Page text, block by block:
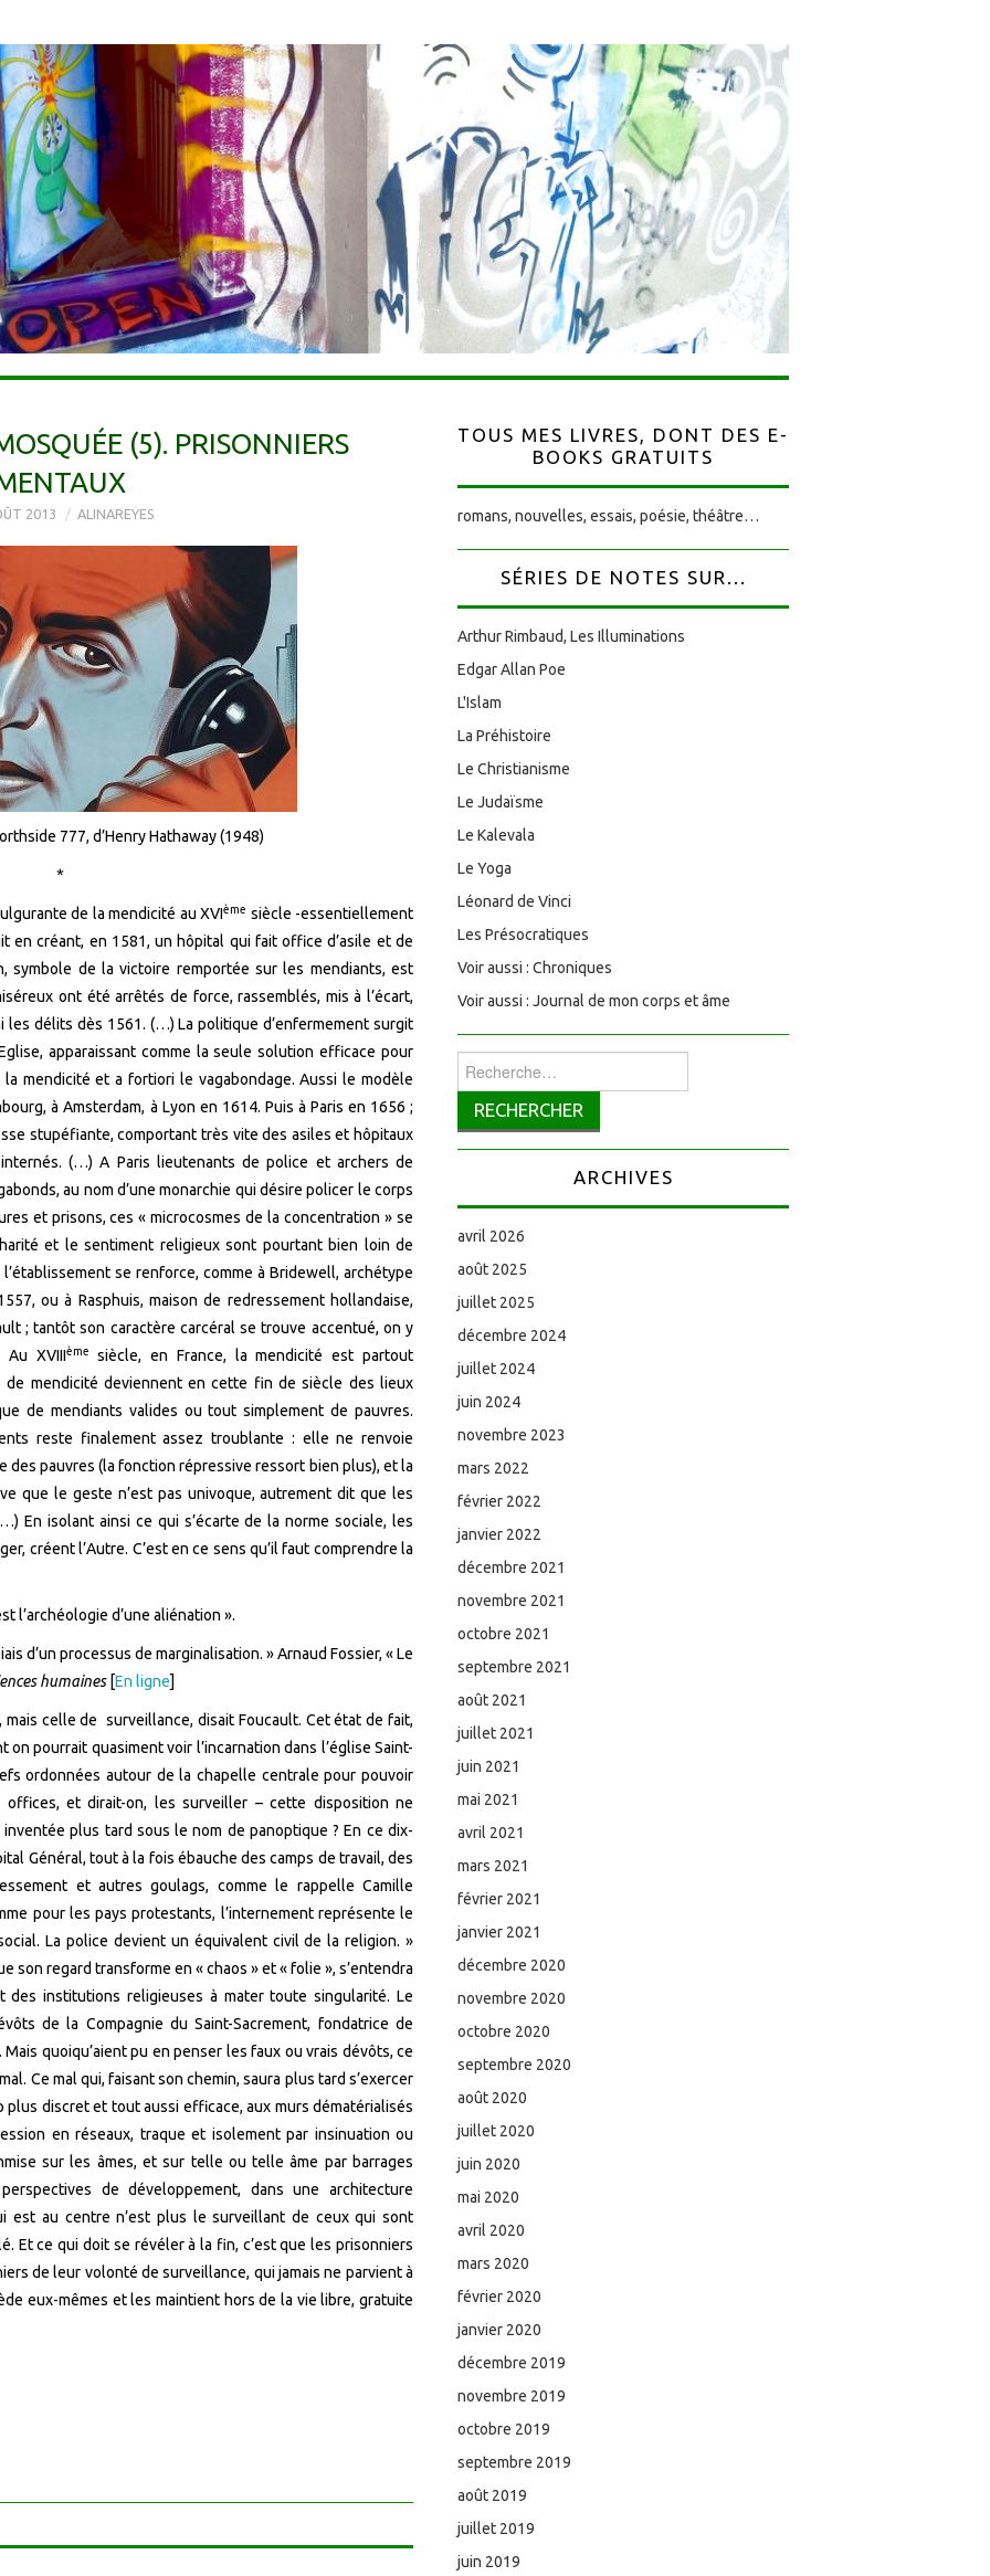
(5). PRISONNIERS
2013 ALINAREYES
777, d’Henry Hathaway (1948)
*
de la mendicité au XVIème siècle -essentiellement
en créant, en 1581, un hôpital qui fait office d’asile et de
symbole de la victoire remportée sur les mendiants, est
ont été arrêtés de force, rassemblés, mis à l’écart,
les délits dès 1561. (…) La politique d’enfermement surgit
apparaissant comme la seule solution efficace pour
mendicité et a fortiori le vagabondage. Aussi le modèle
à Amsterdam, à Lyon en 1614. Puis à Paris en 1656 ;
stupéfiante, comportant très vite des asiles et hôpitaux
(…) A Paris lieutenants de police et archers de
au nom d’une monarchie qui désire policer le corps
et prisons, ces « microcosmes de la concentration » se
et le sentiment religieux sont pourtant bien loin de
se renforce, comme à Bridewell, archétype
ou à Rasphuis, maison de redressement hollandaise,
; tantôt son caractère carcéral se trouve accentué, on y
Au XVIIIème
siècle, en France, la mendicité est partout
mendicité deviennent en cette fin de siècle des lieux
de mendiants valides ou tout simplement de pauvres.
reste finalement assez troublante : elle ne renvoie
des pauvres (la fonction répressive ressort bien plus), et la
que le geste n’est pas univoque, autrement dit que les
En isolant ainsi ce qui s’écarte de la norme sociale, les
créent l’Autre. C’est en ce sens qu’il faut comprendre la
l’archéologie d’une aliénation ».
d’un processus de marginalisation. » Arnaud Fossier, « Le
humaines[En ligne]
celle de surveillance, disait Foucault. Cet état de fait,
pourrait quasiment voir l’incarnation dans l’église Saint-
ordonnées autour de la chapelle centrale pour pouvoir
et dirait-on, les surveiller – cette disposition ne
plus tard sous le nom de panoptique ? En ce dix-
Général, tout à la fois ébauche des camps de travail, des
et autres goulags, comme le rappelle Camille
pour les pays protestants, l’internement représente le
La police devient un équivalent civil de la religion. »
son regard transforme en « chaos » et « folie », s’entendra
institutions religieuses à mater toute singularité. Le
de la Compagnie du Saint-Sacrement, fondatrice de
quoiqu’aient pu en penser les faux ou vrais dévôts, ce
Ce mal qui, faisant son chemin, saura plus tard s’exercer
plus discret et tout aussi efficace, aux murs dématérialisés
en réseaux, traque et isolement par insinuation ou
sur les âmes, et sur telle ou telle âme par barrages
de développement, dans une architecture
est au centre n’est plus le surveillant de ceux qui sont
Et ce qui doit se révéler à la fin, c’est que les prisonniers
de leur volonté de surveillance, qui jamais ne parvient à
eux-mêmes et les maintient hors de la vie libre, gratuite
TOUS MES LIVRES, DONT DES E-
BOOKS GRATUITS
romans, nouvelles, essais, poésie, théâtre…
SÉRIES DE NOTES SUR...
Arthur Rimbaud, Les Illuminations
Edgar Allan Poe
L'Islam
La Préhistoire
Le Christianisme
Le Judaïsme
Le Kalevala
Le Yoga
Léonard de Vinci
Les Présocratiques
Voir aussi : Chroniques
Voir aussi : Journal de mon corps et âme
Rechercher :
ARCHIVES
avril 2026
août 2025
juillet 2025
décembre 2024
juillet 2024
juin 2024
novembre 2023
mars 2022
février 2022
janvier 2022
décembre 2021
novembre 2021
octobre 2021
septembre 2021
août 2021
juillet 2021
juin 2021
mai 2021
avril 2021
mars 2021
février 2021
janvier 2021
décembre 2020
novembre 2020
octobre 2020
septembre 2020
août 2020
juillet 2020
juin 2020
mai 2020
avril 2020
mars 2020
février 2020
janvier 2020
décembre 2019
novembre 2019
octobre 2019
septembre 2019
août 2019
juillet 2019
juin 2019